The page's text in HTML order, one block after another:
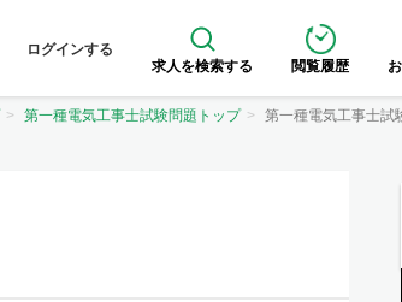
ログインする
求人を検索する
閲覧履歴
第一種電気工事士試験問題トップ 第一種電気工事士試